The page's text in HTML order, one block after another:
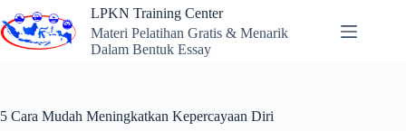
to
content
LPKN Training Center
Materi Pelatihan Gratis & Menarik
Dalam Bentuk Essay
5 Cara Mudah Meningkatkan Kepercayaan Diri